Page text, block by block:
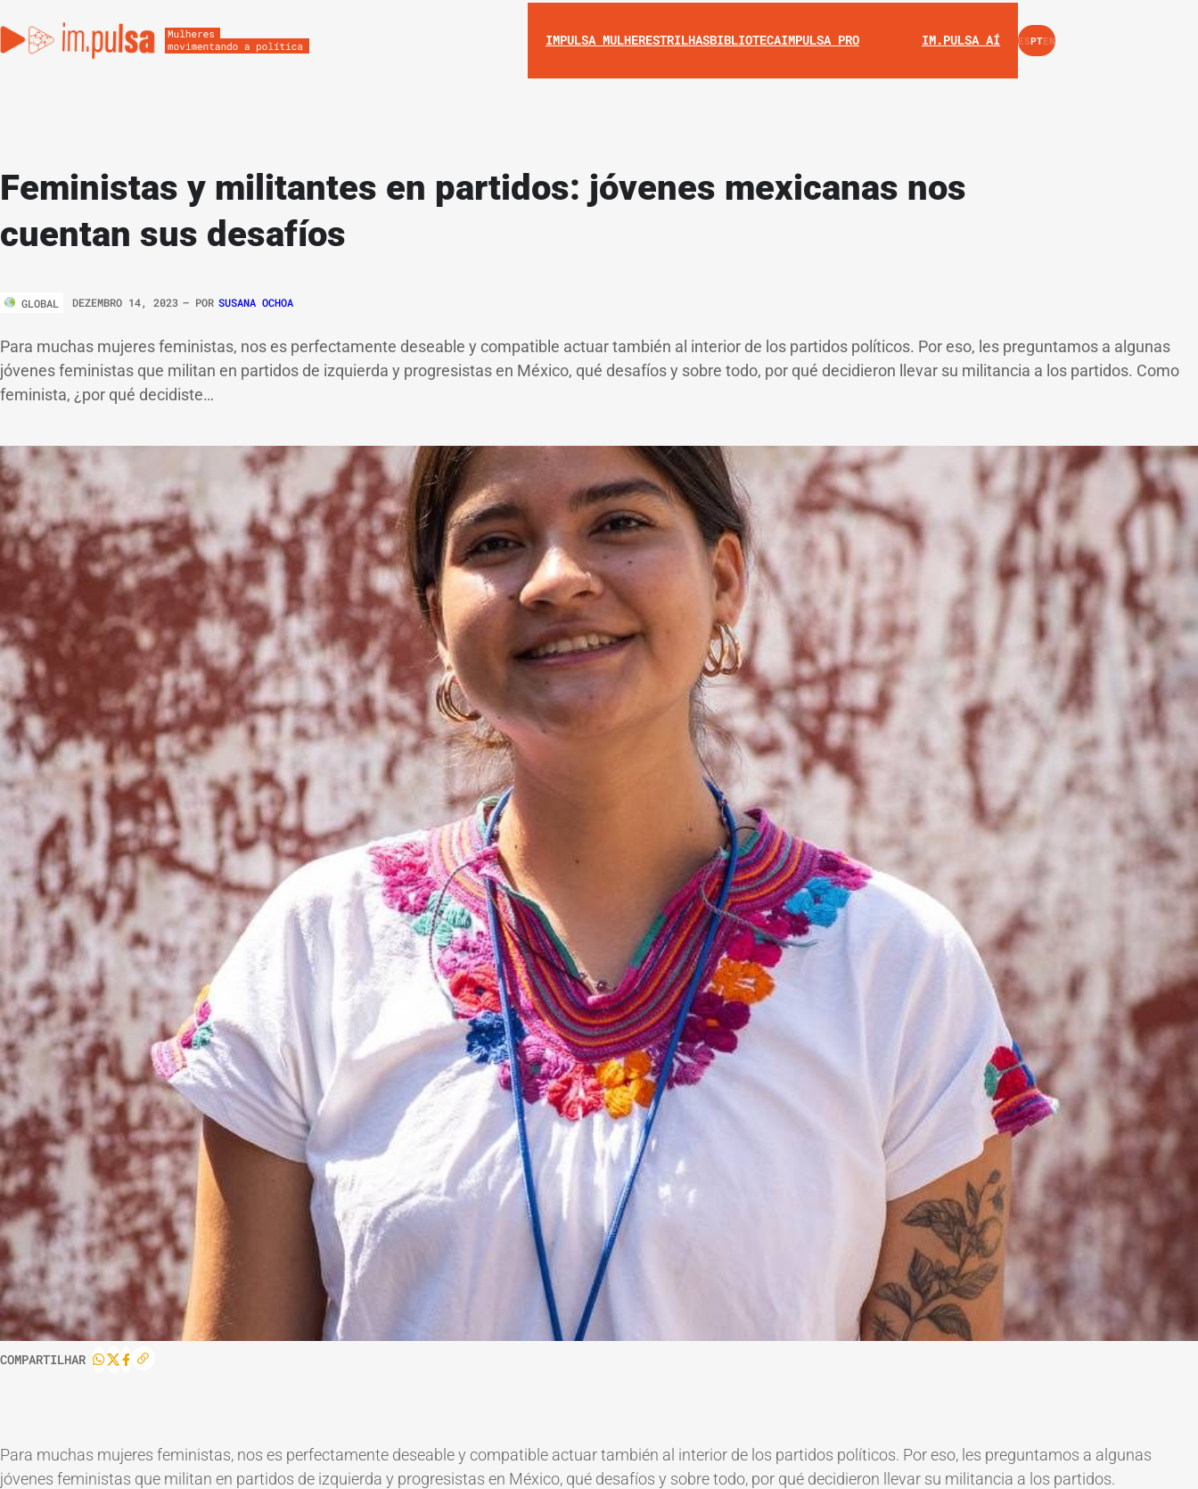
IMPULSA MULHERESTRILHASBIBLIOTECAIMPULSA PRO INSTAGRAM
YOUTUBE
IM.PULSA AÍ ESPTEN
Feministas y militantes en partidos: jóvenes mexicanas nos
cuentan sus desafíos
GLOBAL DEZEMBRO 14, 2023 – POR SUSANA OCHOA
Para muchas mujeres feministas, nos es perfectamente deseable y compatible actuar también al interior de los partidos políticos. Por eso, les preguntamos a algunas
jóvenes feministas que militan en partidos de izquierda y progresistas en México, qué desafíos y sobre todo, por qué decidieron llevar su militancia a los partidos. Como
feminista, ¿por qué decidiste…
COMPARTILHAR
Para muchas mujeres feministas, nos es perfectamente deseable y compatible actuar también al interior de los partidos políticos. Por eso, les preguntamos a algunas
jóvenes feministas que militan en partidos de izquierda y progresistas en México, qué desafíos y sobre todo, por qué decidieron llevar su militancia a los partidos.